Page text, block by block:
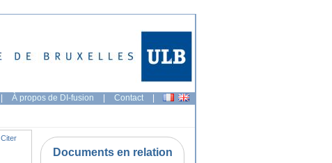
| À propos de DI-fusion | Contact |
Citer
Documents en relation